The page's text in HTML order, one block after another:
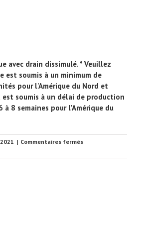
avec drain dissimulé. * Veuillez
est soumis à un minimum de
pour l'Amérique du Nord et
est soumis à un délai de production
à 8 semaines pour l'Amérique du
| Commentaires ferméssur
Vasque